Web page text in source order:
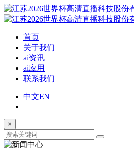
首页
关于我们
ai资讯
ai应用
联系我们
中文EN
×